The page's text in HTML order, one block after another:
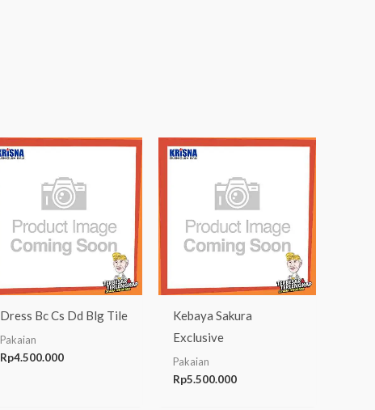
Dress Bc Cs Dd Blg Tile
Pakaian
Rp4.500.000
Kebaya Sakura
Exclusive
Pakaian
Rp5.500.000